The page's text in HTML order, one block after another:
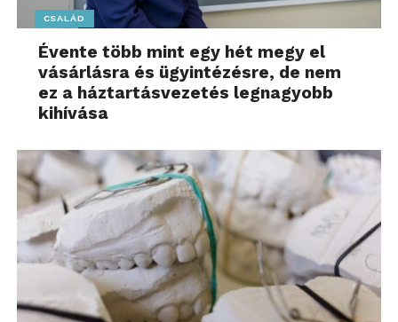
CSALÁD
Évente több mint egy hét megy el
vásárlásra és ügyintézésre, de nem
ez a háztartásvezetés legnagyobb
kihívása